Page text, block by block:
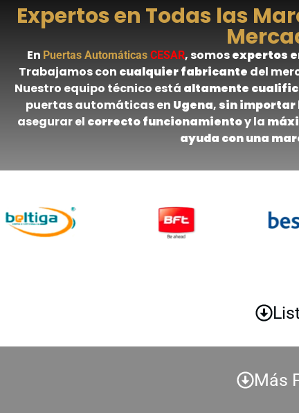
Expertos en Todas las
En Puertas Automáticas CESAR, somosexpertos
Trabajamos con cualquier fabricante del
Nuestro equipo técnico está altamente
puertas automáticas en Ugena,sin importar
asegurar el correcto funcionamientoy la
ayuda con una
Más